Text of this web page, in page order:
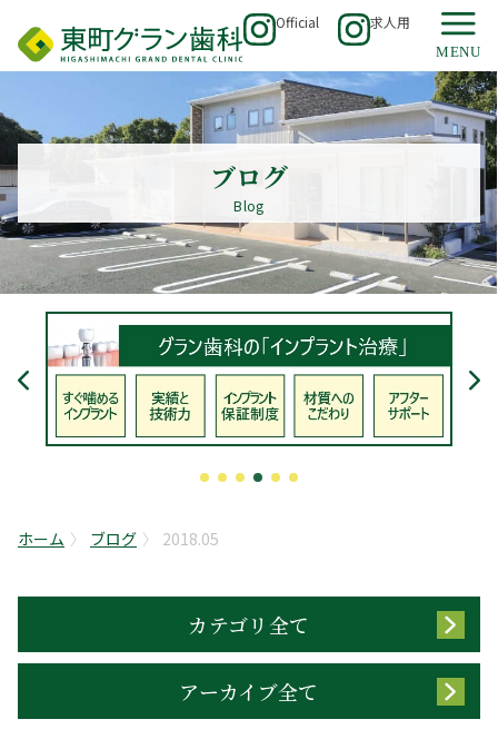
Official 求人用
ブログ
Blog
ホーム ブログ 2018.05
カテゴリ全て
アーカイブ全て